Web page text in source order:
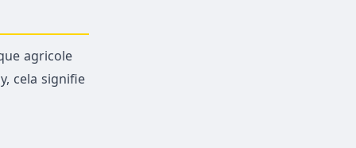
agricole
cela signifie